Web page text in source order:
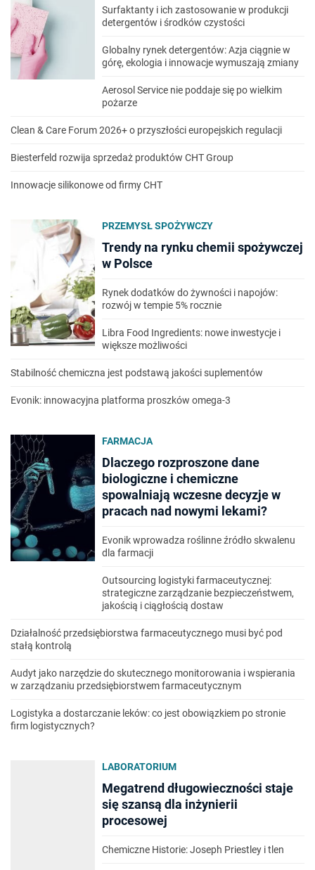
Surfaktanty i ich zastosowanie w produkcji
detergentów i środków czystości
Globalny rynek detergentów: Azja ciągnie w
górę, ekologia i innowacje wymuszają zmiany
Aerosol Service nie poddaje się po wielkim
pożarze
Clean & Care Forum 2026+ o przyszłości europejskich regulacji
Biesterfeld rozwija sprzedaż produktów CHT Group
Innowacje silikonowe od firmy CHT
PRZEMYSŁ SPOŻYWCZY
Trendy na rynku chemii spożywczej
w Polsce
Rynek dodatków do żywności i napojów:
rozwój w tempie 5% rocznie
Libra Food Ingredients: nowe inwestycje i
większe możliwości
Stabilność chemiczna jest podstawą jakości suplementów
Evonik: innowacyjna platforma proszków omega-3
FARMACJA
Dlaczego rozproszone dane
biologiczne i chemiczne
spowalniają wczesne decyzje w
pracach nad nowymi lekami?
Evonik wprowadza roślinne źródło skwalenu
dla farmacji
Outsourcing logistyki farmaceutycznej:
strategiczne zarządzanie bezpieczeństwem,
jakością i ciągłością dostaw
Działalność przedsiębiorstwa farmaceutycznego musi być pod
stałą kontrolą
Audyt jako narzędzie do skutecznego monitorowania i wspierania
w zarządzaniu przedsiębiorstwem farmaceutycznym
Logistyka a dostarczanie leków: co jest obowiązkiem po stronie
firm logistycznych?
LABORATORIUM
Megatrend długowieczności staje
się szansą dla inżynierii
procesowej
Chemiczne Historie: Joseph Priestley i tlen